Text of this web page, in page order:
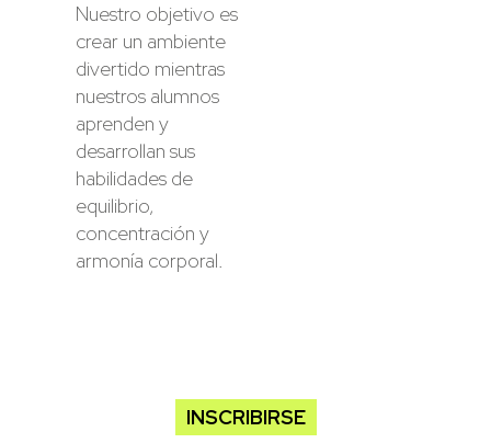
Nuestro objetivo es
crear un ambiente
divertido mientras
nuestros alumnos
aprenden y
desarrollan sus
habilidades de
equilibrio,
concentración y
armonía corporal.
INSCRIBIRSE